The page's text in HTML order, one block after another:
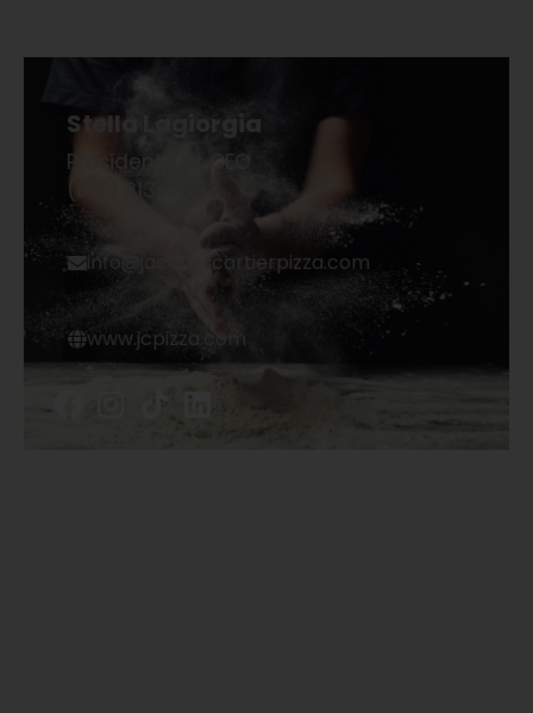
Stella Lagiorgia
Présidente et CEO
(514) 813-0993
info@jacquescartierpizza.com
www.jcpizza.com